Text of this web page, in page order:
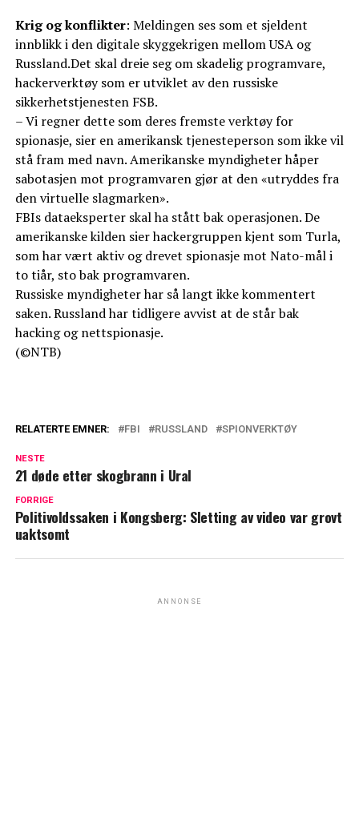
Krig og konflikter: Meldingen ses som et sjeldent
innblikk i den digitale skyggekrigen mellom USA og
Russland.Det skal dreie seg om skadelig programvare,
hackerverktøy som er utviklet av den russiske
sikkerhetstjenesten FSB.
– Vi regner dette som deres fremste verktøy for
spionasje, sier en amerikansk tjenesteperson som ikke vil
stå fram med navn. Amerikanske myndigheter håper
sabotasjen mot programvaren gjør at den «utryddes fra
den virtuelle slagmarken».
FBIs dataeksperter skal ha stått bak operasjonen. De
amerikanske kilden sier hackergruppen kjent som Turla,
som har vært aktiv og drevet spionasje mot Nato-mål i
to tiår, sto bak programvaren.
Russiske myndigheter har så langt ikke kommentert
saken. Russland har tidligere avvist at de står bak
hacking og nettspionasje.
(©NTB)
RELATERTE EMNER: FBI RUSSLAND SPIONVERKTØY
NESTE
21 døde etter skogbrann i Ural
FORRIGE
Politivoldssaken i Kongsberg: Sletting av video var grovt
uaktsomt
ANNONSE